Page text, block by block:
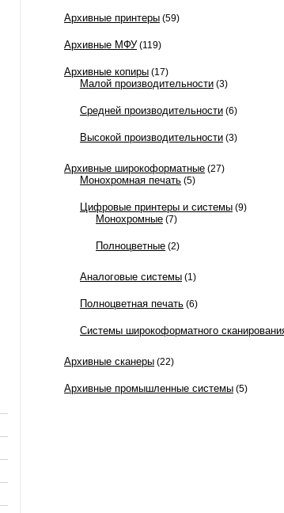
Архивные принтеры (59)
Архивные МФУ (119)
Архивные копиры (17)
Малой производительности (3)
Средней производительности (6)
Высокой производительности (3)
Архивные широкоформатные (27)
Монохромная печать (5)
Цифровые принтеры и системы (9)
Монохромные (7)
Полноцветные (2)
Аналоговые системы (1)
Полноцветная печать (6)
Системы широкоформатного
Архивные сканеры (22)
Архивные промышленные системы (5)